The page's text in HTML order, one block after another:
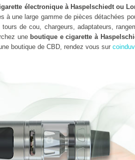
électronique à Haspelschiedt ou
à une large gamme de pièces détachées
de cou, chargeurs, adaptateurs,
une boutique e cigarette à
boutique de CBD, rendez vous sur